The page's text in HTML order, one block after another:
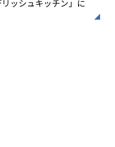
す。
です。
プロダクトの企画・
通じて、医療を一歩
々に最高の医療体験
ービス」の3つの事業
意形成をリードする
ティングを通して新
現することができま
、実力次第でスピー
ッシュキッチン」に
代の新しいアプリの
転換期を迎えていま
て、新機能の開発は
た「Androidらしさ」